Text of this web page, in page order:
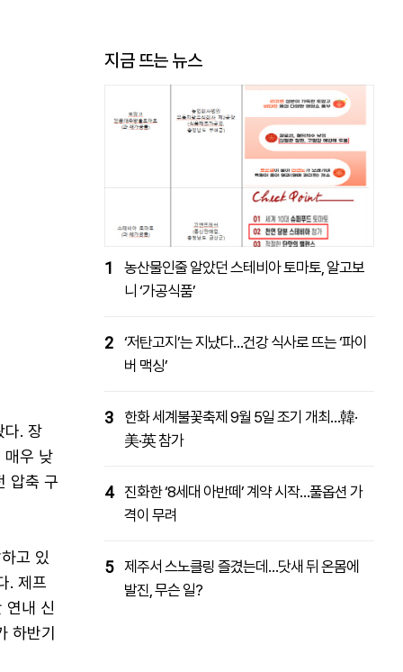
다. 장
매우 낮
압축 구
고 있
. 제프
연내 신
하반기
지금 뜨는 뉴스
1
농산물인줄 알았던 스테비아 토마토, 알고보
니 ‘가공식품’
2 ‘저탄고지’는 지났다…건강 식사로 뜨는 ‘파이
버 맥싱’
3
한화 세계불꽃축제 9월 5일 조기 개최…韓·
美·英 참가
4 진화한 ‘8세대 아반떼’ 계약 시작…풀옵션 가
격이 무려
5 제주서 스노클링 즐겼는데…닷새 뒤 온몸에
발진, 무슨 일?